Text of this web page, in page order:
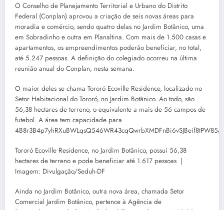
O Conselho de Planejamento Territorial e Urbano do Distrito
Federal (Conplan) aprovou a criação de seis novas áreas para
moradia e comércio, sendo quatro delas no Jardim Botânico, uma
em Sobradinho e outra em Planaltina. Com mais de 1.500 casas e
apartamentos, os empreendimentos poderão beneficiar, no total,
até 5.247 pessoas. A definição do colegiado ocorreu na última
reunião anual do Conplan, nesta semana.
O maior deles se chama Tororó Ecoville Residence, localizado no
Setor Habitacional do Tororó, no Jardim Botânico. Ao todo, são
56,38 hectares de terreno, o equivalente a mais de 56 campos de
futebol. A área tem capacidade para
Tororó Ecoville Residence, no Jardim Botânico, possui 56,38
hectares de terreno e pode beneficiar até 1.617 pessoas |
Imagem: Divulgação/Seduh-DF
Ainda no Jardim Botânico, outra nova área, chamada Setor
Comercial Jardim Botânico, pertence à Agência de